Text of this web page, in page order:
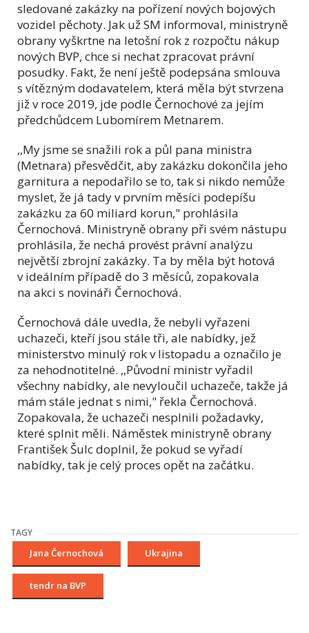
sledované zakázky na pořízení nových bojových
vozidel pěchoty. Jak už SM informoval, ministryně
obrany vyškrtne na letošní rok z rozpočtu nákup
nových BVP, chce si nechat zpracovat právní
posudky. Fakt, že není ještě podepsána smlouva
s vítězným dodavatelem, která měla být stvrzena
již v roce 2019, jde podle Černochové za jejím
předchůdcem Lubomírem Metnarem.
,,My jsme se snažili rok a půl pana ministra
(Metnara) přesvědčit, aby zakázku dokončila jeho
garnitura a nepodařilo se to, tak si nikdo nemůže
myslet, že já tady v prvním měsíci podepíšu
zakázku za 60 miliard korun," prohlásila
Černochová. Ministryně obrany při svém nástupu
prohlásila, že nechá provést právní analýzu
největší zbrojní zakázky. Ta by měla být hotová
v ideálním případě do 3 měsíců, zopakovala
na akci s novináři Černochová.
Černochová dále uvedla, že nebyli vyřazeni
uchazeči, kteří jsou stále tři, ale nabídky, jež
ministerstvo minulý rok v listopadu a označilo je
za nehodnotitelné. ,,Původní ministr vyřadil
všechny nabídky, ale nevyloučil uchazeče, takže já
mám stále jednat s nimi," řekla Černochová.
Zopakovala, že uchazeči nesplnili požadavky,
které splnit měli. Náměstek ministryně obrany
František Šulc doplnil, že pokud se vyřadí
nabídky, tak je celý proces opět na začátku.
TAGY
Jana Černochová Ukrajina
tendr na BVP